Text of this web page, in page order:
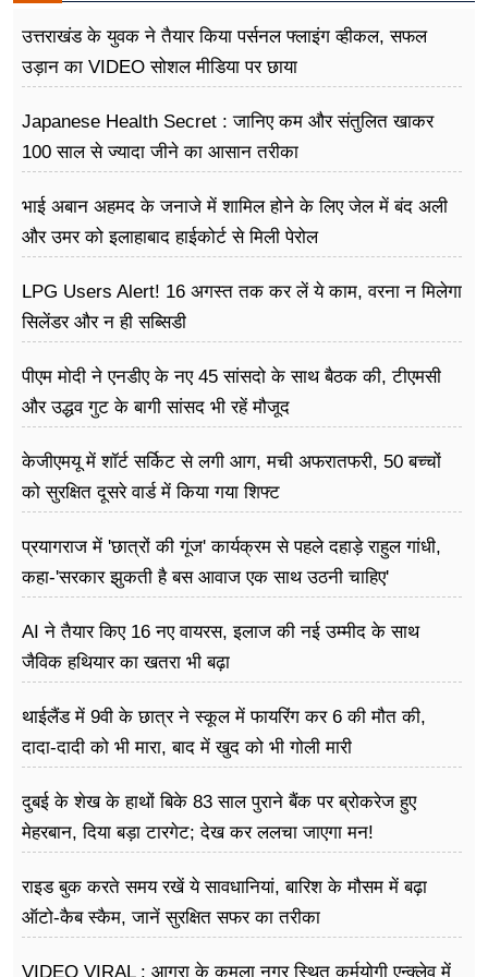
उत्तराखंड के युवक ने तैयार किया पर्सनल फ्लाइंग व्हीकल, सफल
उड़ान का VIDEO सोशल मीडिया पर छाया
Japanese Health Secret : जानिए कम और संतुलित खाकर
100 साल से ज्यादा जीने का आसान तरीका
भाई अबान अहमद के जनाजे में शामिल होने के लिए जेल में बंद अली
और उमर को इलाहाबाद हाईकोर्ट से मिली पेरोल
LPG Users Alert! 16 अगस्त तक कर लें ये काम, वरना न मिलेगा
सिलेंडर और न ही सब्सिडी
पीएम मोदी ने एनडीए के नए 45 सांसदो के साथ बैठक की, टीएमसी
और उद्धव गुट के बागी सांसद भी रहें मौजूद
केजीएमयू में शॉर्ट सर्किट से लगी आग, मची अफरातफरी, 50 बच्चों
को सुरक्षित दूसरे वार्ड में किया गया शिफ्ट
प्रयागराज में 'छात्रों की गूंज' कार्यक्रम से पहले दहाड़े राहुल गांधी,
कहा-'सरकार झुकती है बस आवाज एक साथ उठनी चाहिए'
AI ने तैयार किए 16 नए वायरस, इलाज की नई उम्मीद के साथ
जैविक हथियार का खतरा भी बढ़ा
थाईलैंड में 9वी के छात्र ने स्कूल में फायरिंग कर 6 की मौत की,
दादा-दादी को भी मारा, बाद में खुद को भी गोली मारी
दुबई के शेख के हाथों बिके 83 साल पुराने बैंक पर ब्रोकरेज हुए
मेहरबान, दिया बड़ा टारगेट; देख कर ललचा जाएगा मन!
राइड बुक करते समय रखें ये सावधानियां, बारिश के मौसम में बढ़ा
ऑटो-कैब स्कैम, जानें सुरक्षित सफर का तरीका
VIDEO VIRAL : आगरा के कमला नगर स्थित कर्मयोगी एन्क्लेव में